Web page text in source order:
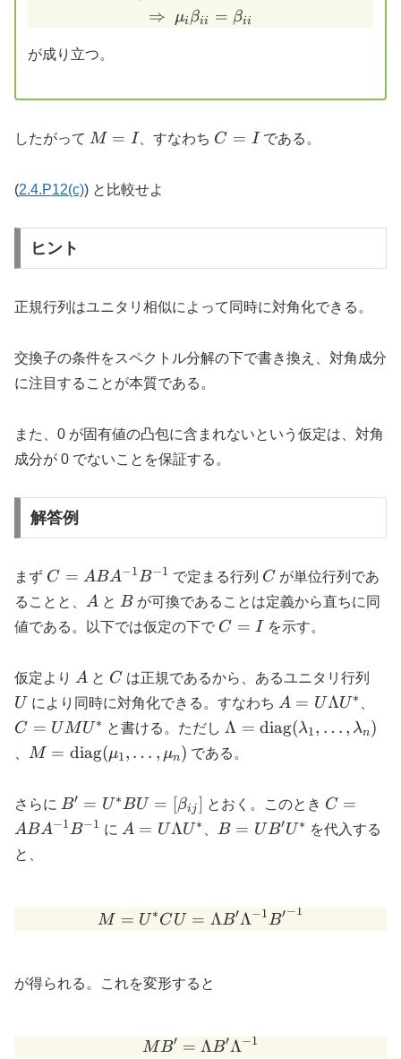
⇒ μi βii = βii
が成り立つ。
したがって M
M = I 、すなわち C
C = I である。
(2.4.P12(c)) と比較せよ
ヒント
正規行列はユニタリ相似によって同時に対角化できる。
交換子の条件をスペクトル分解の下で書き換え、対角成分
に注目することが本質である。
また、0 が固有値の凸包に含まれないという仮定は、対角
成分が 0 でないことを保証する。
解答例
まず C =
ABA^{-1}B^{-1}
C = ABA−1B−1 で定まる行列 C
C が単位行列であ
ることと、
A
A と B
Bが可換であることは定義から直ちに同
値である。以下では仮定の下で C
C = I を示す。
仮定より A
A と C
C は正規であるから、あるユニタリ行列
U により同時に対角化できる。すなわち A = U
\Lambda
U^*
A = UΛU∗
U
C = UMU∗ と書ける。ただし \Lambda =
Λ = diag(λ1, … , λn)
M = \mathrm{diag}
M = diag(μ1, … , μn) である。
さらに B' = U^* B
U =
B′ = U∗BU = [βij] とおく。このとき C =
ABA^{-
C =
ABA−1B−1 に A =
A = UΛU∗
B =
B = UB′U∗ を代入する
と、
M = U^* C U =
M = U∗CU = ΛB′Λ−1B′−1
が得られる。これを変形すると
M B' = \Lambda B'
MB′ = ΛB′Λ−1